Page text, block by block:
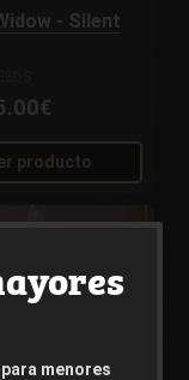
- Silent
producto
menores